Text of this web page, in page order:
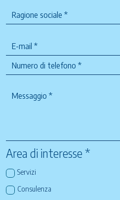
Area di interesse *
Servizi
Consulenza